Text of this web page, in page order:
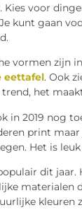
Kies voor
kunt gaan
vormen zijn
eettafel. Ook
het
in 2019 nog
print
Het is
dit
materialen
kleuren